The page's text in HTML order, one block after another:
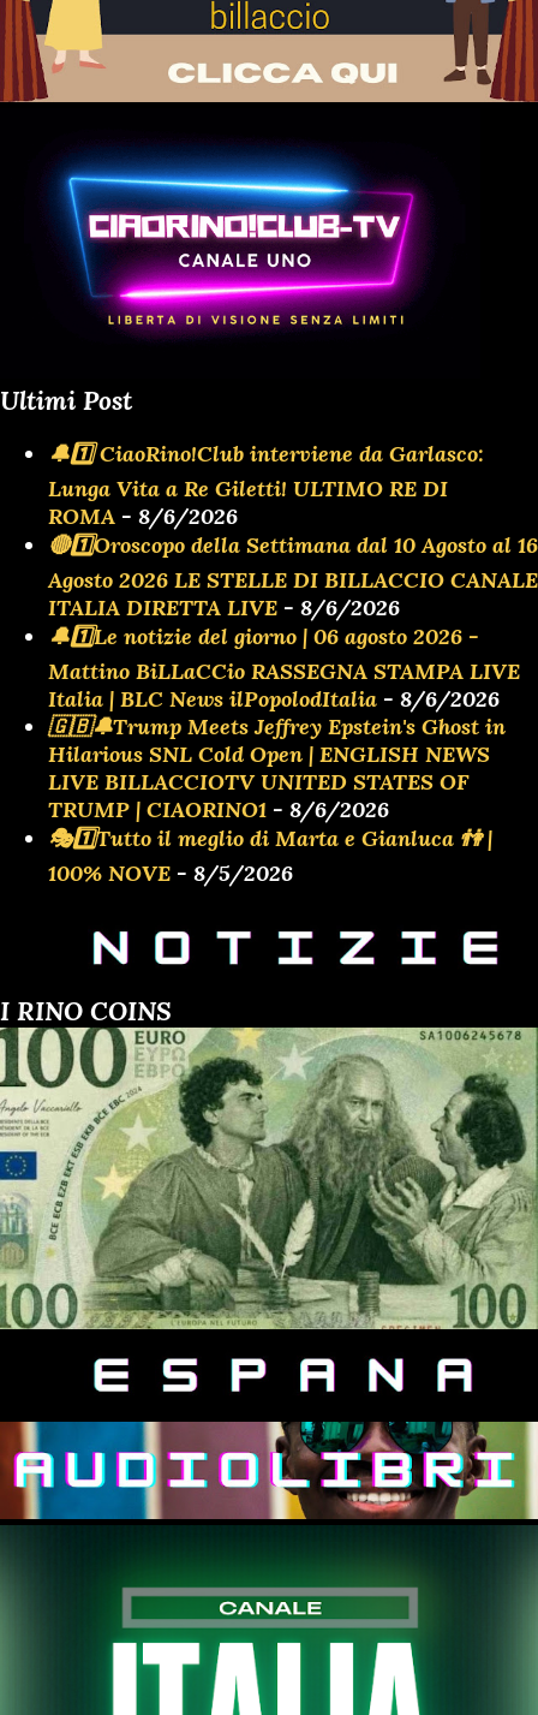
Ultimi Post
🔔1️⃣ CiaoRino!Club interviene da Garlasco:
Lunga Vita a Re Giletti! ULTIMO RE DI
ROMA - 8/6/2026
🔴1️⃣Oroscopo della Settimana dal 10 Agosto al 16
Agosto 2026 LE STELLE DI BILLACCIO CANALE
ITALIA DIRETTA LIVE - 8/6/2026
🔔1️⃣Le notizie del giorno | 06 agosto 2026 -
Mattino BiLLaCCio RASSEGNA STAMPA LIVE
Italia | BLC News ilPopolodItalia - 8/6/2026
🇬🇧🔔Trump Meets Jeffrey Epstein's Ghost in
Hilarious SNL Cold Open | ENGLISH NEWS
LIVE BILLACCIOTV UNITED STATES OF
TRUMP | CIAORINO1 - 8/6/2026
🎭1️⃣Tutto il meglio di Marta e Gianluca 👫 |
100% NOVE - 8/5/2026
I RINO COINS